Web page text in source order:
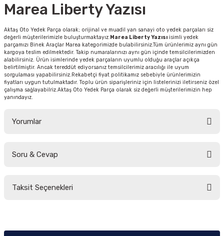
Marea Liberty Yazısı
Aktaş Oto Yedek Parça olarak; orijinal ve muadil yan sanayi oto yedek parçaları siz
değerli müşterilerimizle buluşturmaktayız.Marea Liberty Yazısı isimli yedek
parçamızı Binek Araçlar Marea kategorimizde bulabilirsiniz.Tüm ürünlerimiz aynı gün
kargoya teslim edilmektedir. Takip numaralarınızı aynı gün içinde temsilcilerimizden
alabilirsiniz. Ürün isimlerinde yedek parçaların uyumlu olduğu araçlar açıkça
belirtilmiştir. Ancak tereddüt ediyorsanız temsilcilerimiz aracılığı ile uyum
sorgulaması yapabilirsiniz.Rekabetçi fiyat politikamız sebebiyle ürünlerimizin
fiyatları uygun tutulmaktadır. Toplu ürün siparişleriniz için listelerinizi iletirseniz özel
çalışma sağlayabilriz.Aktaş Oto Yedek Parça olarak siz değerli müşterilerimizin hep
yanındayız.
Yorumlar
Soru & Cevap
Taksit Seçenekleri